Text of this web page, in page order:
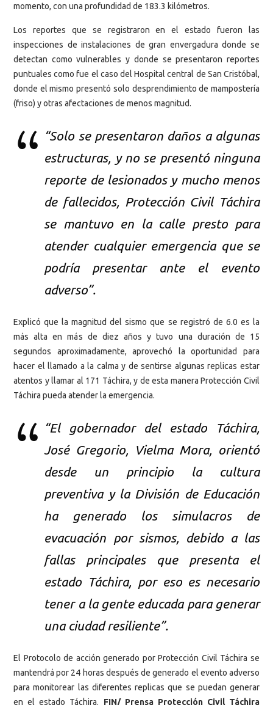
momento, con una profundidad de 183.3 kilómetros.
Los reportes que se registraron en el estado fueron las
inspecciones de instalaciones de gran envergadura donde se
detectan como vulnerables y donde se presentaron reportes
puntuales como fue el caso del Hospital central de San Cristóbal,
donde el mismo presentó solo desprendimiento de mampostería
(friso) y otras afectaciones de menos magnitud.
“Solo se presentaron daños a algunas
estructuras, y no se presentó ninguna
reporte de lesionados y mucho menos
de fallecidos, Protección Civil Táchira
se mantuvo en la calle presto para
atender cualquier emergencia que se
podría presentar ante el evento
adverso”.
Explicó que la magnitud del sismo que se registró de 6.0 es la
más alta en más de diez años y tuvo una duración de 15
segundos aproximadamente, aprovechó la oportunidad para
hacer el llamado a la calma y de sentirse algunas replicas estar
atentos y llamar al 171 Táchira, y de esta manera Protección Civil
Táchira pueda atender la emergencia.
“El gobernador del estado Táchira,
José Gregorio, Vielma Mora, orientó
desde un principio la cultura
preventiva y la División de Educación
ha generado los simulacros de
evacuación por sismos, debido a las
fallas principales que presenta el
estado Táchira, por eso es necesario
tener a la gente educada para generar
una ciudad resiliente”.
El Protocolo de acción generado por Protección Civil Táchira se
mantendrá por 24 horas después de generado el evento adverso
para monitorear las diferentes replicas que se puedan generar
en el estado Táchira. FIN/ Prensa Protección Civil Táchira